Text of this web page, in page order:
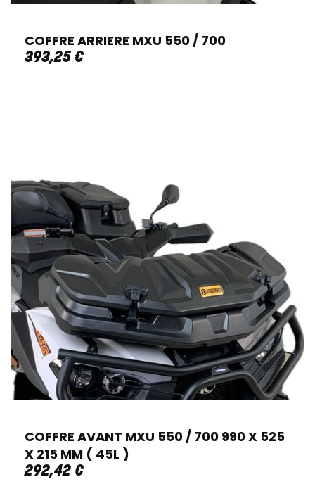
COFFRE ARRIERE MXU 550 / 700
393,25 €
COFFRE AVANT MXU 550 / 700 990 X 525
X 215 MM ( 45L )
292,42 €